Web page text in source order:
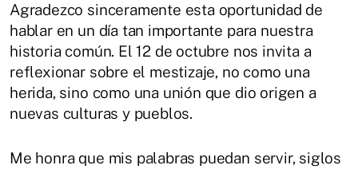
Agradezco sinceramente esta oportunidad de
hablar en un día tan importante para nuestra
historia común. El 12 de octubre nos invita a
reflexionar sobre el mestizaje, no como una
herida, sino como una unión que dio origen a
nuevas culturas y pueblos.
Me honra que mis palabras puedan servir, siglos